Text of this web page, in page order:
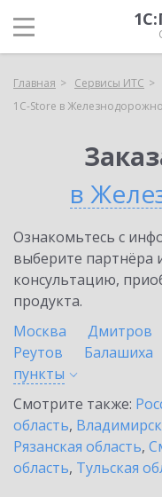
Главная Сервисы ИТС
1C-Store в
в
Ознакомьтесь с
выберите партнёра
консультацию,
продукта.
Москва
Дмитров
Реутов
Балашиха
пункты
Смотрите также:
область,
Рязанская область,
область, Тульская